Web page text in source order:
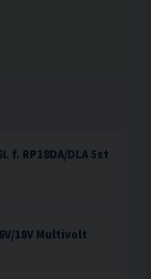
f. RP18DA/DLA 5st
18V Multivolt